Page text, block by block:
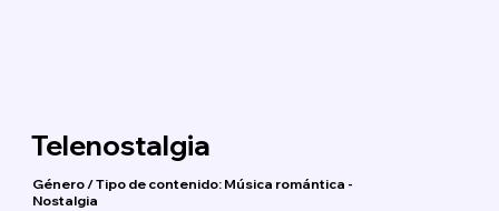
Telenostalgia
Género / Tipo de contenido: Música romántica -
Nostalgia